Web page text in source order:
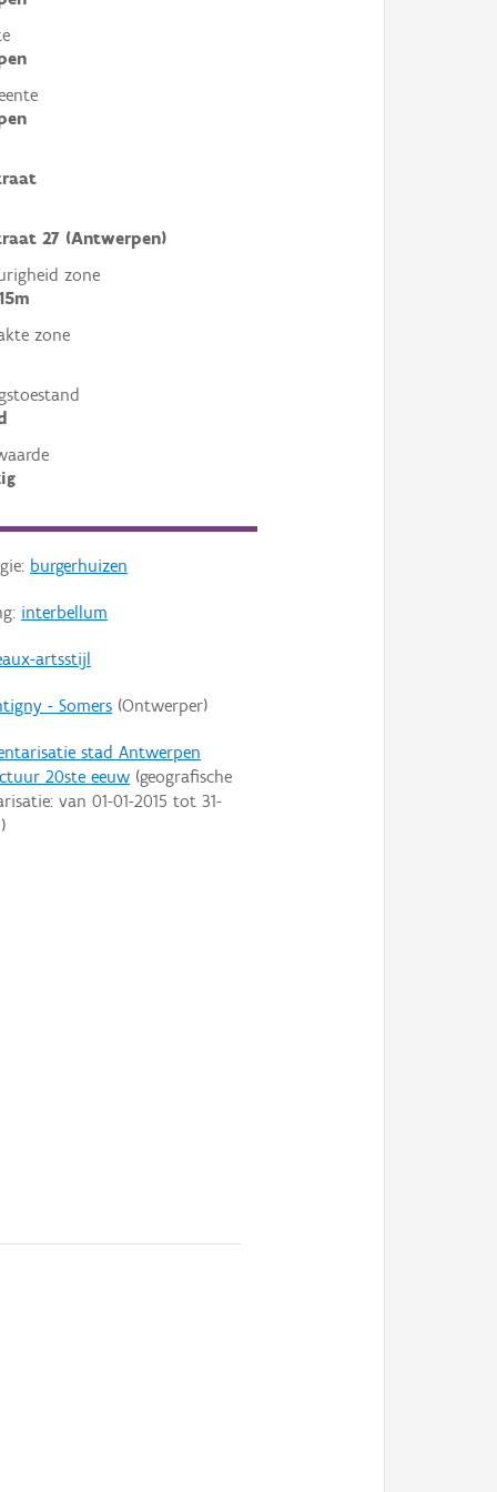
27 (Antwerpen)
zone
zone
burgerhuizen
interbellum
artsstijl
- Somers(Ontwerper)
stad Antwerpen
20ste eeuw(geografische
van 01-01-2015 tot 31-
)